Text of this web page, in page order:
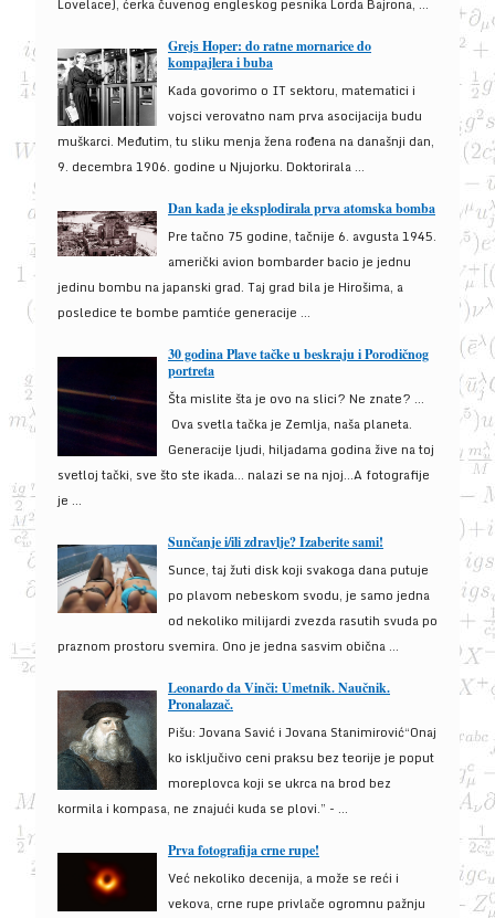
Lovelace), ćerka čuvenog engleskog pesnika Lorda Bajrona, ...
Grejs Hoper: do ratne mornarice do
kompajlera i buba
Kada govorimo o IT sektoru, matematici i
vojsci verovatno nam prva asocijacija budu
muškarci. Međutim, tu sliku menja žena rođena na današnji dan,
9. decembra 1906. godine u Njujorku. Doktorirala ...
Dan kada je eksplodirala prva atomska bomba
Pre tačno 75 godine, tačnije 6. avgusta 1945.
američki avion bombarder bacio je jednu
jedinu bombu na japanski grad. Taj grad bila je Hirošima, a
posledice te bombe pamtiće generacije ...
30 godina Plave tačke u beskraju i Porodičnog
portreta
Šta mislite šta je ovo na slici? Ne znate? …
Ova svetla tačka je Zemlja, naša planeta.
Generacije ljudi, hiljadama godina žive na toj
svetloj tački, sve što ste ikada… nalazi se na njoj…A fotografije
je ...
Sunčanje i/ili zdravlje? Izaberite sami!
Sunce, taj žuti disk koji svakoga dana putuje
po plavom nebeskom svodu, je samo jedna
od nekoliko milijardi zvezda rasutih svuda po
praznom prostoru svemira. Ono je jedna sasvim obična ...
Leonardo da Vinči: Umetnik. Naučnik.
Pronalazač.
Pišu: Jovana Savić i Jovana Stanimirović“Onaj
ko isključivo ceni praksu bez teorije je poput
moreplovca koji se ukrca na brod bez
kormila i kompasa, ne znajući kuda se plovi.” - ...
Prva fotografija crne rupe!
Već nekoliko decenija, a može se reći i
vekova, crne rupe privlače ogromnu pažnju